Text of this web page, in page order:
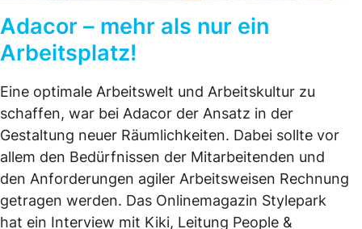
Adacor – mehr als nur ein
Arbeitsplatz!
Eine optimale Arbeitswelt und Arbeitskultur zu
schaffen, war bei Adacor der Ansatz in der
Gestaltung neuer Räumlichkeiten. Dabei sollte vor
allem den Bedürfnissen der Mitarbeitenden und
den Anforderungen agiler Arbeitsweisen Rechnung
getragen werden. Das Onlinemagazin Stylepark
hat ein Interview mit Kiki, Leitung People &